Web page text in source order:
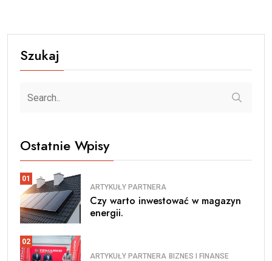
Szukaj
Ostatnie Wpisy
01
ARTYKUŁY PARTNERA
Czy warto inwestować w magazyn
energii.
02
ARTYKUŁY PARTNERA BIZNES I FINANSE